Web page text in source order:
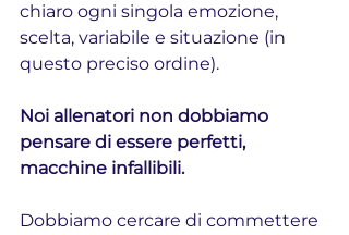
chiaro ogni singola emozione,
scelta, variabile e situazione (in
questo preciso ordine).
Noi allenatori non dobbiamo
pensare di essere perfetti,
macchine infallibili.
Dobbiamo cercare di commettere